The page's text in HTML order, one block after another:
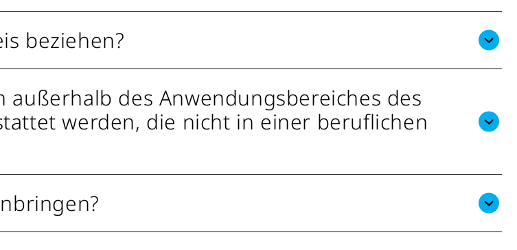
beziehen?
des Anwendungsbereiches des
werden, die nicht in einer beruflichen